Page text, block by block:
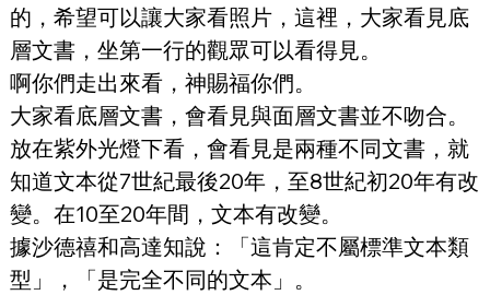
的，希望可以讓大家看照片，這裡，大家看見底
層文書，坐第一行的觀眾可以看得見。
啊你們走出來看，神賜福你們。
大家看底層文書，會看見與面層文書並不吻合。
放在紫外光燈下看，會看見是兩種不同文書，就
知道文本從7世紀最後20年，至8世紀初20年有改
變。在10至20年間，文本有改變。
據沙德禧和高達知說：「這肯定不屬標準文本類
型」，「是完全不同的文本」。